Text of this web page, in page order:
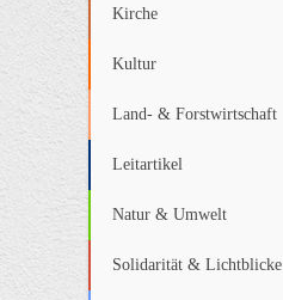
Kirche
Kultur
Land- & Forstwirtschaft
Leitartikel
Natur & Umwelt
Solidarität & Lichtblicke